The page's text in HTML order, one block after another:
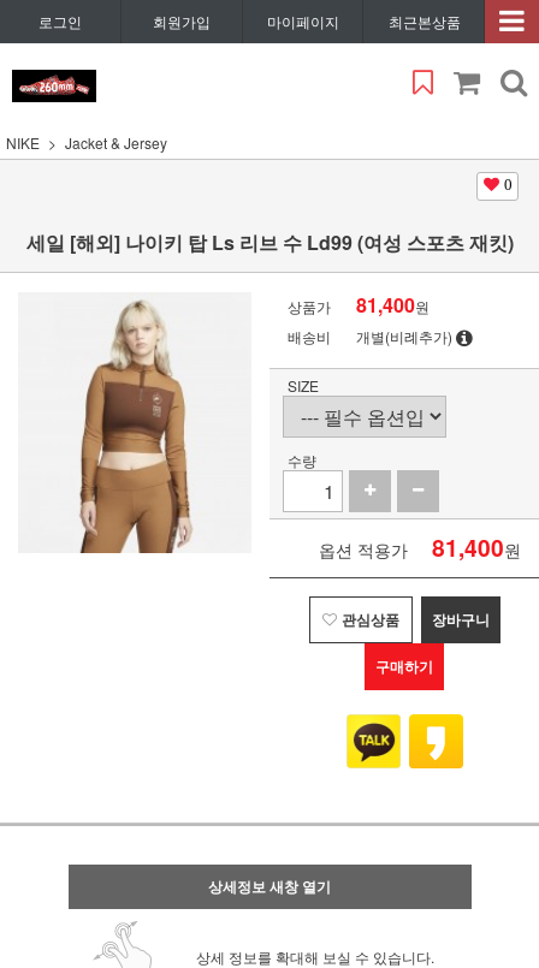
로그인 회원가입 마이페이지 최근본상품
NIKE Jacket & Jersey
0
세일 [해외] 나이키 탑 Ls 리브 수 Ld99 (여성 스포츠 재킷)
상품가 81,400원
배송비
개별(비례추가)
SIZE
수량
옵션 적용가 81,400원
관심상품 장바구니
구매하기
상세정보 새창 열기
상세 정보를 확대해 보실 수 있습니다.